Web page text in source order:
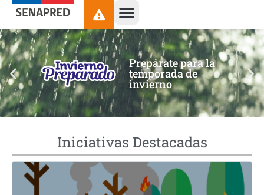
contenido
Prepárate para la
temporada de
invierno
Iniciativas Destacadas